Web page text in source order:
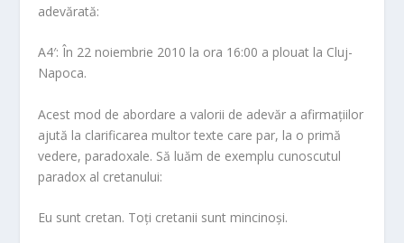
adevărată:
A4′: În 22 noiembrie 2010 la ora 16:00 a plouat la Cluj-
Napoca.
Acest mod de abordare a valorii de adevăr a afirmațiilor
ajută la clarificarea multor texte care par, la o primă
vedere, paradoxale. Să luăm de exemplu cunoscutul
paradox al cretanului:
Eu sunt cretan. Toți cretanii sunt mincinoși.